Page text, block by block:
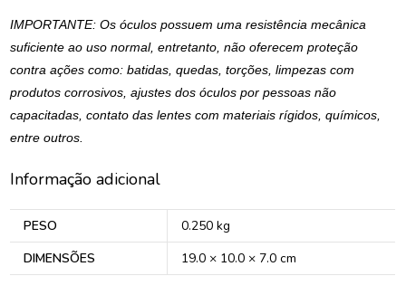
IMPORTANTE: Os óculos possuem uma resistência mecânica
suficiente ao uso normal, entretanto, não oferecem proteção
contra ações como: batidas, quedas, torções, limpezas com
produtos corrosivos, ajustes dos óculos por pessoas não
capacitadas, contato das lentes com materiais rígidos, químicos,
entre outros.
Informação adicional
PESO
0.250 kg
DIMENSÕES
19.0 × 10.0 × 7.0 cm